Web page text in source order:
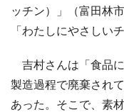
ッチン）」（富田林
「わたしにやさしい
吉村さんは「食品
製造過程で廃棄され
あった。そこで、素